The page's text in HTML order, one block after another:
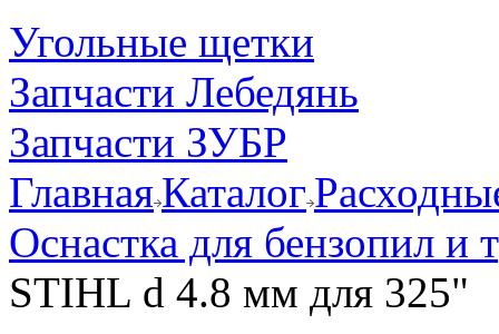
Угольные щетки
Запчасти Лебедянь
Запчасти ЗУБР
ГлавнаяКаталог
Оснастка для бензопил и
STIHL d 4.8 мм для 325"